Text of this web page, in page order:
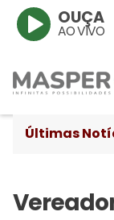
OUÇA
AO VIVO
Últimas
de tráfico